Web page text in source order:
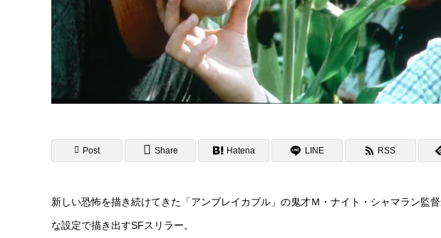
Post Share Hatena LINE RSS
新しい恐怖を描き続けてきた「アンブレイカブル」の鬼才Ｍ・ナイト・シャマラン監
な設定で描き出すSFスリラー。